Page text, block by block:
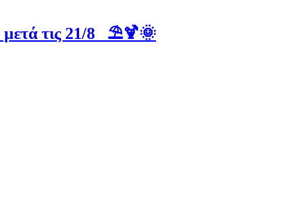
μετά τις 21/8 ⛱️🍹🌞